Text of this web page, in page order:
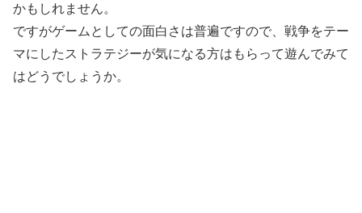
かもしれません。
ですがゲームとしての面白さは普遍ですので、戦争をテー
マにしたストラテジーが気になる方はもらって遊んでみて
はどうでしょうか。